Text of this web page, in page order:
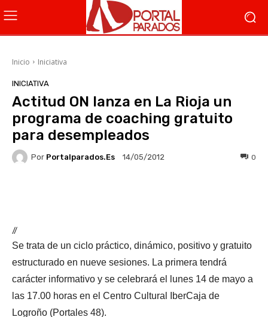
Inicio Iniciativa
INICIATIVA
Actitud ON lanza en La Rioja un
programa de coaching gratuito
para desempleados
Por Portalparados.es 14/05/2012 0
//
Se trata de un ciclo práctico, dinámico, positivo y gratuito
estructurado en nueve sesiones. La primera tendrá
carácter informativo y se celebrará el lunes 14 de mayo a
las 17.00 horas en el Centro Cultural IberCaja de
Logroño (Portales 48).